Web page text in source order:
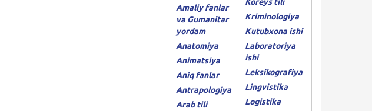
Amaliy fanlar
va Gumanitar
yordam
Anatomiya
Animatsiya
Aniq fanlar
Antrapologiya
Arab tili
Kriminologiya
Kutubxona ishi
Laboratoriya
ishi
Leksikografiya
Lingvistika
Logistika